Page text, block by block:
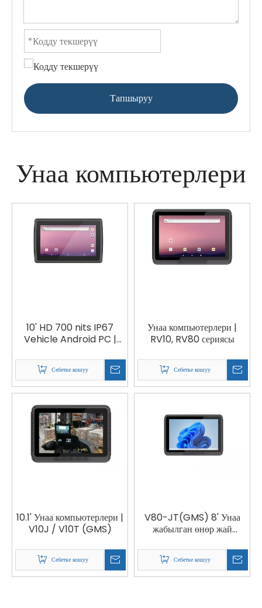
Тапшыруу
Унаа компьютерлери
10' HD 700 nits IP67
Vehicle Android PC |
Себетке кошуу
Унаа компьютерлери |
RV10, RV80 сериясы
Себетке кошуу
10.1' Унаа компьютерлери |
V10J / V10T (GMS)
Себетке кошуу
V80-JT(GMS) 8' Унаа
жабылган өнөр жай
Себетке кошуу